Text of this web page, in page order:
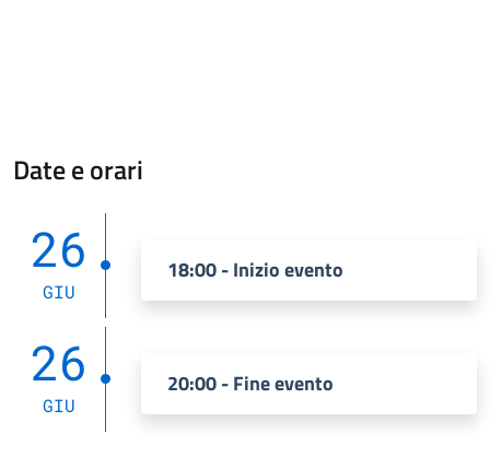
Date e orari
26
GIU
18:00 - Inizio evento
26
GIU
20:00 - Fine evento